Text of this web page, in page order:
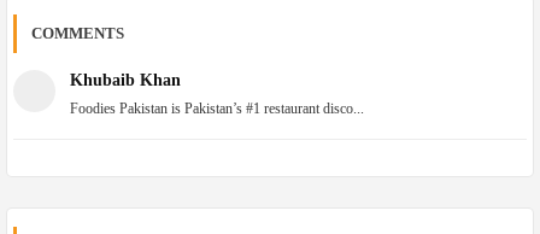
COMMENTS
Khubaib Khan
Foodies Pakistan is Pakistan’s #1 restaurant disco...